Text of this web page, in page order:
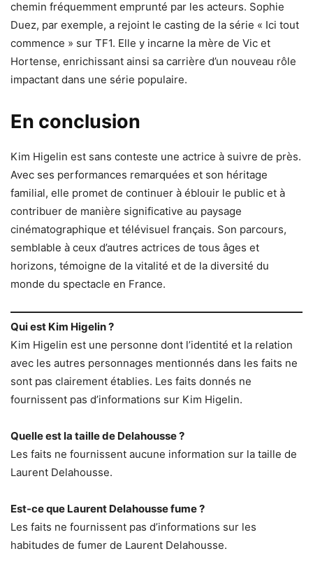
chemin fréquemment emprunté par les acteurs. Sophie
Duez, par exemple, a rejoint le casting de la série « Ici tout
commence » sur TF1. Elle y incarne la mère de Vic et
Hortense, enrichissant ainsi sa carrière d’un nouveau rôle
impactant dans une série populaire.
En conclusion
Kim Higelin est sans conteste une actrice à suivre de près.
Avec ses performances remarquées et son héritage
familial, elle promet de continuer à éblouir le public et à
contribuer de manière significative au paysage
cinématographique et télévisuel français. Son parcours,
semblable à ceux d’autres actrices de tous âges et
horizons, témoigne de la vitalité et de la diversité du
monde du spectacle en France.
Qui est Kim Higelin ?
Kim Higelin est une personne dont l’identité et la relation
avec les autres personnages mentionnés dans les faits ne
sont pas clairement établies. Les faits donnés ne
fournissent pas d’informations sur Kim Higelin.
Quelle est la taille de Delahousse ?
Les faits ne fournissent aucune information sur la taille de
Laurent Delahousse.
Est-ce que Laurent Delahousse fume ?
Les faits ne fournissent pas d’informations sur les
habitudes de fumer de Laurent Delahousse.